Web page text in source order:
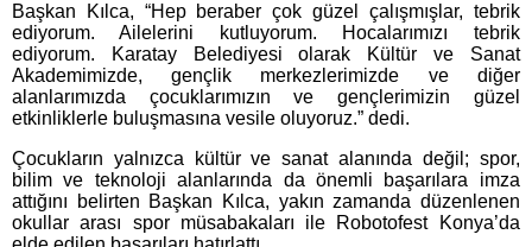
Başkan Kılca, “Hep beraber çok güzel çalışmışlar, tebrik
ediyorum. Ailelerini kutluyorum. Hocalarımızı tebrik
ediyorum. Karatay Belediyesi olarak Kültür ve Sanat
Akademimizde, gençlik merkezlerimizde ve diğer
alanlarımızda çocuklarımızın ve gençlerimizin güzel
etkinliklerle buluşmasına vesile oluyoruz.” dedi.
Çocukların yalnızca kültür ve sanat alanında değil; spor,
bilim ve teknoloji alanlarında da önemli başarılara imza
attığını belirten Başkan Kılca, yakın zamanda düzenlenen
okullar arası spor müsabakaları ile Robotofest Konya’da